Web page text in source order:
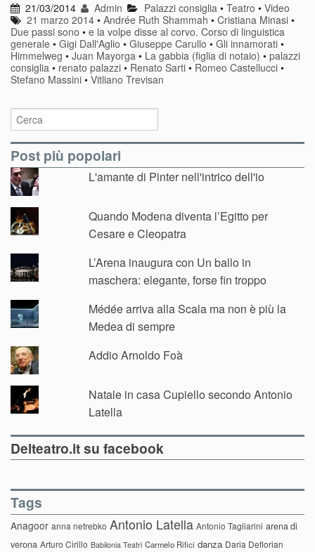
21/03/2014 Admin Palazzi consiglia• Teatro • Video
21 marzo 2014 •Andrée Ruth Shammah •Cristiana Minasi •
Due passi sono • e la volpe disse al corvo. Corso di linguistica
generale • Gigi Dall'Aglio • Giuseppe Carullo • Gli innamorati •
Himmelweg • Juan Mayorga • La gabbia (figlia di notaio) • palazzi
consiglia • renato palazzi • Renato Sarti • Romeo Castellucci •
Stefano Massini • Vitliano Trevisan
Post più popolari
L'amante di Pinter nell'intrico dell'io
Quando Modena diventa l’Egitto per
Cesare e Cleopatra
L’Arena inaugura con Un ballo in
maschera: elegante, forse fin troppo
Médée arriva alla Scala ma non è più la
Medea di sempre
Addio Arnoldo Foà
Natale in casa Cupiello secondo Antonio
Latella
Delteatro.it su facebook
Tags
Anagoor anna netrebko Antonio Latella Antonio Tagliarini arena di
verona Arturo Cirillo Babilonia Teatri Carmelo Rifici danza Daria Deflorian